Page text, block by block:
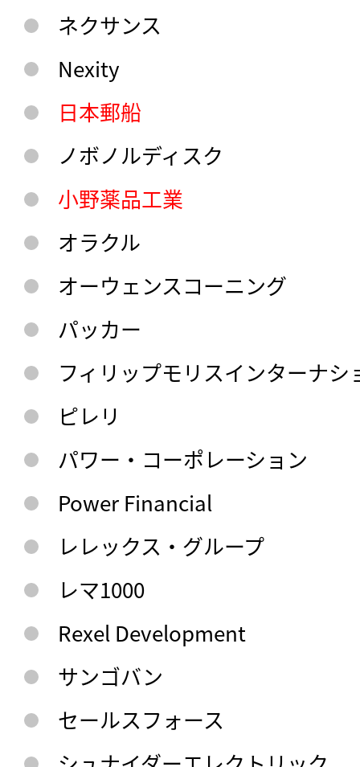
ネクサンス
Nexity
日本郵船
ノボノルディスク
小野薬品工業
オラクル
オーウェンスコーニング
パッカー
フィリップモリスインターナシ
ピレリ
パワー・コーポレーション
Power Financial
レレックス・グループ
レマ1000
Rexel Development
サンゴバン
セールスフォース